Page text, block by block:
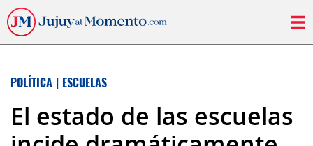
POLÍTICA | ESCUELAS
El estado de las escuelas